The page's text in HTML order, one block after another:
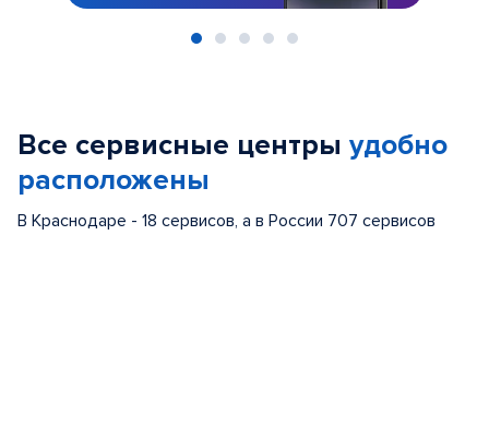
Все сервисные центры удобно
расположены
В Краснодаре - 18 сервисов, а в России 707 сервисов